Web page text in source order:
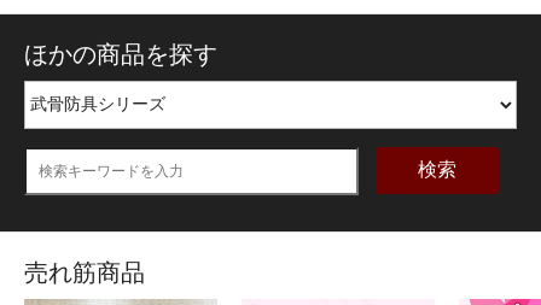
ほかの商品を探す
検索
売れ筋商品